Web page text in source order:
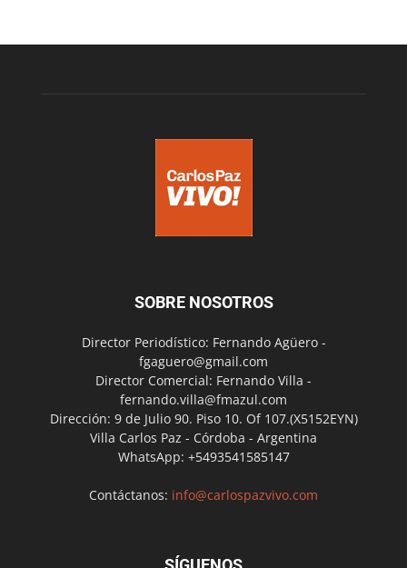
SOBRE NOSOTROS
Director Periodístico: Fernando Agüero -
fgaguero@gmail.com
Director Comercial: Fernando Villa -
fernando.villa@fmazul.com
Dirección: 9 de Julio 90. Piso 10. Of 107.(X5152EYN)
Villa Carlos Paz - Córdoba - Argentina
WhatsApp: +5493541585147
Contáctanos: info@carlospazvivo.com